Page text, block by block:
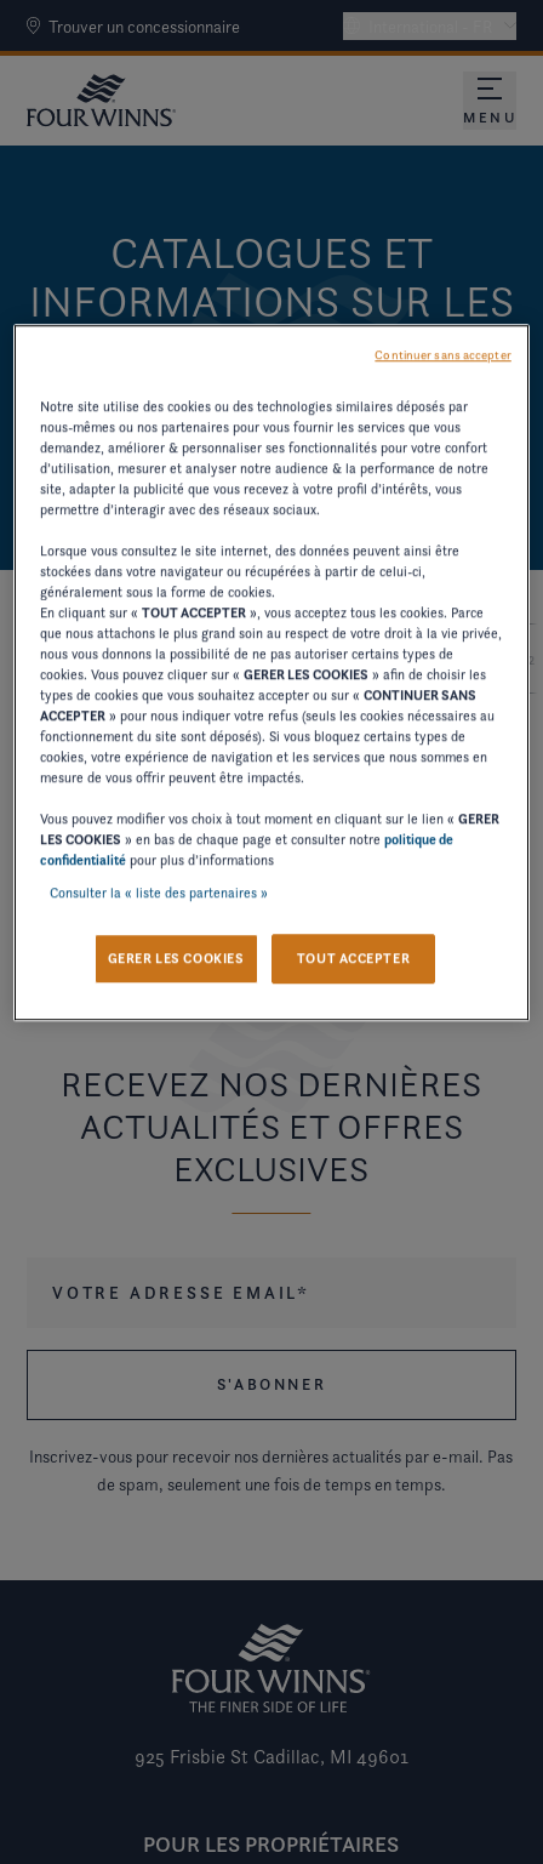
Trouver un concessionnaire
MENU
CATALOGUES ET
INFORMATIONS SUR LES
TÉLÉCHARGEZ DES CATALOGUES ET
D'AUTRES RESSOURCES SUR LES
ANCIENS MODÈLES.
2027 2026 2025 2024
MANUEL PROPRIÉTAIRE
SPORTBOAT
TÉLÉCHARGER
RECEVEZ NOS DERNIÈRES
ACTUALITÉS ET OFFRES
EXCLUSIVES
Inscrivez-vous pour recevoir nos dernières actualités par e-mail. Pas
de spam, seulement une fois de temps en temps.
925 Frisbie St Cadillac, MI 49601
POUR LES PROPRIÉTAIRES
Notre site utilise des cookies ou des technologies similaires déposés par
nous-mêmes ou nos partenaires pour vous fournir les services que vous
demandez, améliorer & personnaliser ses fonctionnalités pour votre confort
d’utilisation, mesurer et analyser notre audience & la performance de notre
site, adapter la publicité que vous recevez à votre profil d’intérêts, vous
permettre d’interagir avec des réseaux sociaux.
Lorsque vous consultez le site internet, des données peuvent ainsi être
stockées dans votre navigateur ou récupérées à partir de celui-ci,
généralement sous la forme de cookies.
En cliquant sur «TOUT ACCEPTER », vous acceptez tous les cookies. Parce
que nous attachons le plus grand soin au respect de votre droit à la vie privée,
nous vous donnons la possibilité de ne pas autoriser certains types de
cookies. Vous pouvez cliquer sur «GERER LES COOKIES » afin de choisir les
types de cookies que vous souhaitez accepter ou sur «CONTINUER SANS
ACCEPTER » pour nous indiquer votre refus (seuls les cookies nécessaires au
fonctionnement du site sont déposés). Si vous bloquez certains types de
cookies, votre expérience de navigation et les services que nous sommes en
mesure de vous offrir peuvent être impactés.
Vous pouvez modifier vos choix à tout moment en cliquant sur le lien «GERER
LES COOKIES » en bas de chaque page et consulter notrepolitique de
confidentialité pour plus d’informations
Consulter la « liste des partenaires »
GERER LES COOKIES TOUT ACCEPTER
Continuer sans accepter